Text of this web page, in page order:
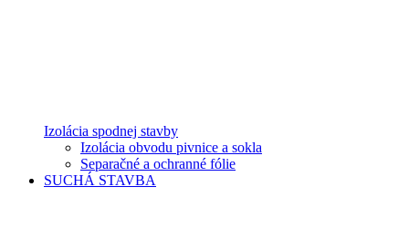
Izolácia spodnej stavby
Izolácia obvodu pivnice a sokla
Separačné a ochranné fólie
SUCHÁ STAVBA